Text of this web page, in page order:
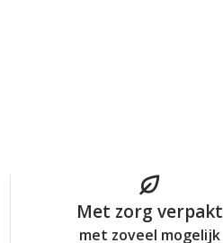
Met zorg verpakt
met zoveel mogelijk